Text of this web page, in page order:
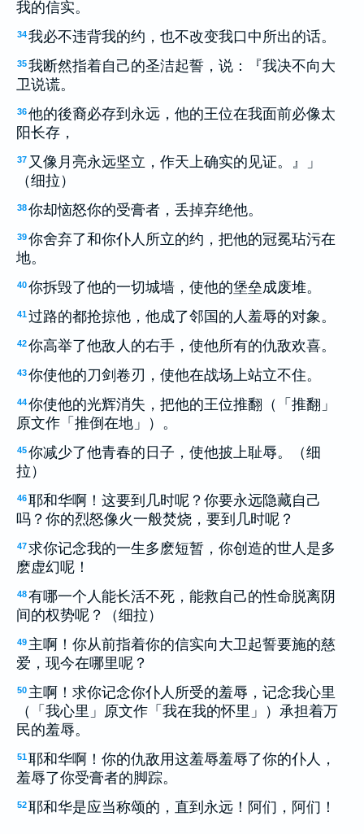
我的信实。
34我必不违背我的约，也不改变我口中所出的话。
35我断然指着自己的圣洁起誓，说：『我决不向大
卫说谎。
36他的後裔必存到永远，他的王位在我面前必像太
阳长存，
37 又像月亮永远坚立，作天上确实的见证。』」
（细拉）
38你却恼怒你的受膏者，丢掉弃绝他。
39你舍弃了和你仆人所立的约，把他的冠冕玷污在
地。
40你拆毁了他的一切城墙，使他的堡垒成废堆。
41过路的都抢掠他，他成了邻国的人羞辱的对象。
42你高举了他敌人的右手，使他所有的仇敌欢喜。
43你使他的刀剑卷刃，使他在战场上站立不住。
44你使他的光辉消失，把他的王位推翻（「推翻」
原文作「推倒在地」）。
45你减少了他青春的日子，使他披上耻辱。（细
拉）
46耶和华啊！这要到几时呢？你要永远隐藏自己
吗？你的烈怒像火一般焚烧，要到几时呢？
47求你记念我的一生多麽短暂，你创造的世人是多
麽虚幻呢！
48有哪一个人能长活不死，能救自己的性命脱离阴
间的权势呢？（细拉）
49 主啊！你从前指着你的信实向大卫起誓要施的慈
爱，现今在哪里呢？
50 主啊！求你记念你仆人所受的羞辱，记念我心里
（「我心里」原文作「我在我的怀里」）承担着万
民的羞辱。
51耶和华啊！你的仇敌用这羞辱羞辱了你的仆人，
羞辱了你受膏者的脚踪。
52耶和华是应当称颂的，直到永远！阿们，阿们！